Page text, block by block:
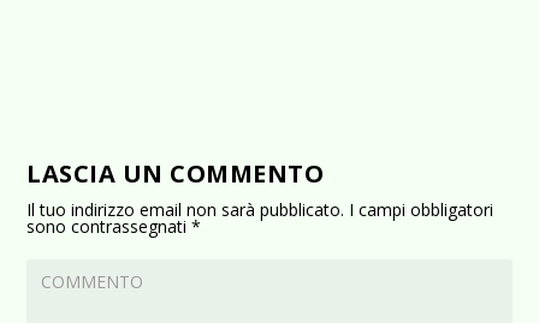
LASCIA UN COMMENTO
Il tuo indirizzo email non sarà pubblicato. I campi obbligatori
sono contrassegnati*